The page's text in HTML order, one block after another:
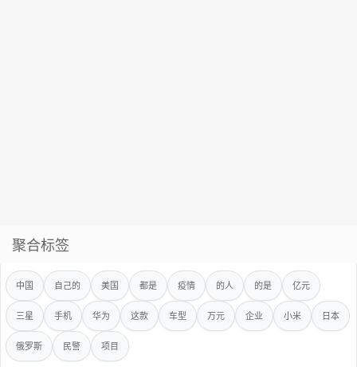
聚合标签
中国 自己的 美国 都是 疫情 的人 的是 亿元
三星 手机 华为 这款 车型 万元 企业 小米 日本
俄罗斯 民警 项目